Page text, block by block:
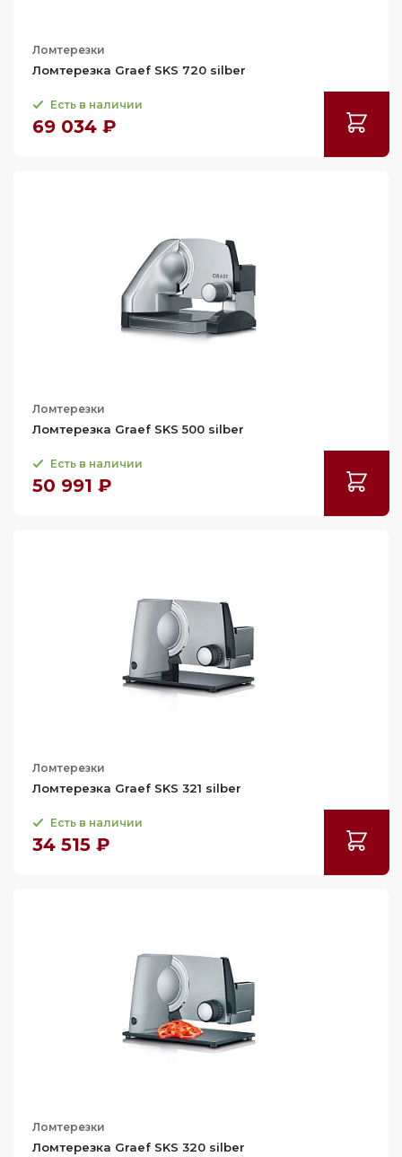
Ломтерезки
Ломтерезка Graef SKS 720 silber
Есть в наличии
69 034 ₽
Ломтерезки
Ломтерезка Graef SKS 500 silber
Есть в наличии
50 991 ₽
Ломтерезки
Ломтерезка Graef SKS 321 silber
Есть в наличии
34 515 ₽
Ломтерезки
Ломтерезка Graef SKS 320 silber